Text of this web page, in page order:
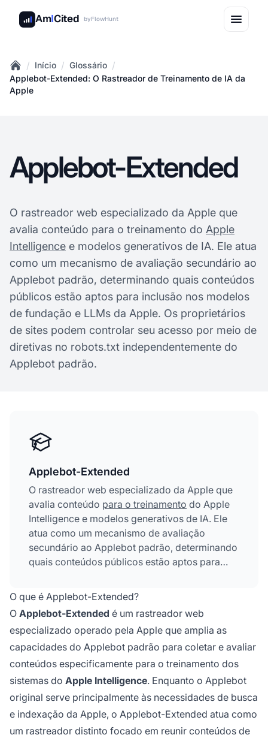
AmICited byFlowHunt
Home
/ Início / Glossário /
Applebot-Extended: O Rastreador de Treinamento de IA da
Apple
Applebot-Extended
O rastreador web especializado da Apple que
avalia conteúdo para o treinamento do Apple
Intelligence e modelos generativos de IA. Ele atua
como um mecanismo de avaliação secundário ao
Applebot padrão, determinando quais conteúdos
públicos estão aptos para inclusão nos modelos
de fundação e LLMs da Apple. Os proprietários
de sites podem controlar seu acesso por meio de
diretivas no robots.txt independentemente do
Applebot padrão.
Applebot-Extended
O rastreador web especializado da Apple que
avalia conteúdo para o treinamento do Apple
Intelligence e modelos generativos de IA. Ele
atua como um mecanismo de avaliação
secundário ao Applebot padrão, determinando
quais conteúdos públicos estão aptos para
Apple. Os proprietários de sites podem
controlar seu acesso por meio de diretivas no
robots.txt independentemente do Applebot
padrão.
O que é Applebot-Extended?
O Applebot-Extended é um rastreador web
especializado operado pela Apple que amplia as
capacidades do Applebot padrão para coletar e avaliar
conteúdos especificamente para o treinamento dos
sistemas do Apple Intelligence. Enquanto o Applebot
original serve principalmente às necessidades de busca
e indexação da Apple, o Applebot-Extended atua como
um rastreador distinto focado em reunir conteúdos de